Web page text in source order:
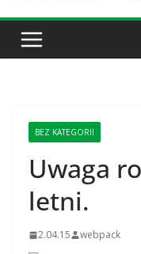
BEZ KATEGORII
Uwaga
letni.
2.04.15 webpack